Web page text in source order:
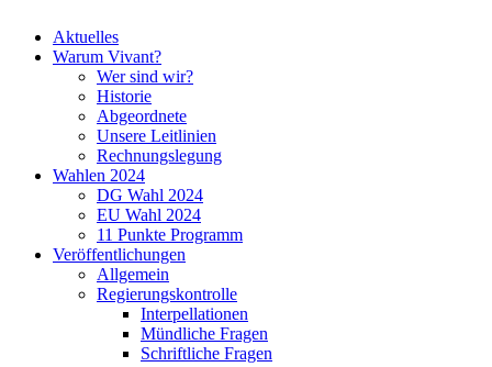
Aktuelles
Warum Vivant?
Wer sind wir?
Historie
Abgeordnete
Unsere Leitlinien
Rechnungslegung
Wahlen 2024
DG Wahl 2024
EU Wahl 2024
11 Punkte Programm
Veröffentlichungen
Allgemein
Regierungskontrolle
Interpellationen
Mündliche Fragen
Schriftliche Fragen